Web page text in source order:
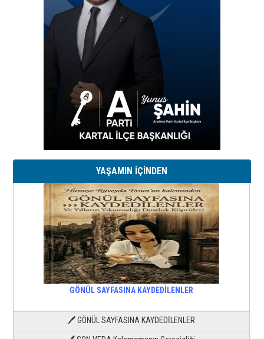
YAŞAMIN İÇİNDEN
GÖNÜL SAYFASINA KAYDEDİLENLER
🖊 GÖNÜL SAYFASINA KAYDEDİLENLER